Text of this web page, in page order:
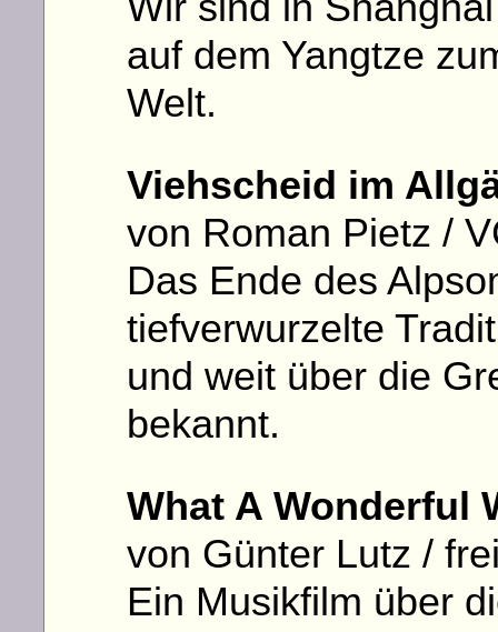
auf dem Yangtze
Welt.
Viehscheid im
von Roman Pietz /
Das Ende des
tiefverwurzelte
und weit über die
bekannt.
What A Wonderful
von Günter Lutz /
Ein Musikfilm über